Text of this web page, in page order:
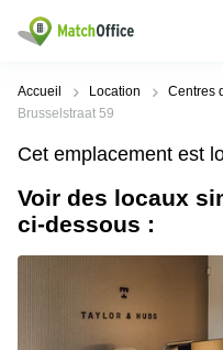
Rechercher / publier
Types
d'espaces
Bureaux
Coworking
Villes
Populaires
Alost
Bruges
Recherches
populaires
Bureau
a louer
Aide
Qui sommes-nous?
Publier un bureau
Accueil Location Centres
Brusselstraat 59
Cet emplacement est
Voir des locaux
ci-dessous :